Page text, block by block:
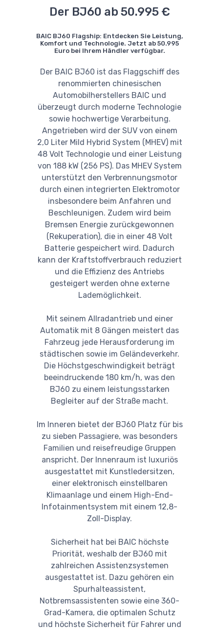
Der BJ60 ab 50.995 €
BAIC BJ60 Flagship: Entdecken Sie Leistung,
Komfort und Technologie. Jetzt ab 50.995
Euro bei Ihrem Händler verfügbar.
Der BAIC BJ60 ist das Flaggschiff des
renommierten chinesischen
Automobilherstellers BAIC und
überzeugt durch moderne Technologie
sowie hochwertige Verarbeitung.
Angetrieben wird der SUV von einem
2,0 Liter Mild Hybrid System (MHEV) mit
48 Volt Technologie und einer Leistung
von 188 kW (256 PS). Das MHEV System
unterstützt den Verbrennungsmotor
durch einen integrierten Elektromotor
insbesondere beim Anfahren und
Beschleunigen. Zudem wird beim
Bremsen Energie zurückgewonnen
(Rekuperation), die in einer 48 Volt
Batterie gespeichert wird. Dadurch
kann der Kraftstoffverbrauch reduziert
und die Effizienz des Antriebs
gesteigert werden ohne externe
Lademöglichkeit.
Mit seinem Allradantrieb und einer
Automatik mit 8 Gängen meistert das
Fahrzeug jede Herausforderung im
städtischen sowie im Geländeverkehr.
Die Höchstgeschwindigkeit beträgt
beeindruckende 180 km/h, was den
BJ60 zu einem leistungsstarken
Begleiter auf der Straße macht.
Im Inneren bietet der BJ60 Platz für bis
zu sieben Passagiere, was besonders
Familien und reisefreudige Gruppen
anspricht. Der Innenraum ist luxuriös
ausgestattet mit Kunstledersitzen,
einer elektronisch einstellbaren
Klimaanlage und einem High-End-
Infotainmentsystem mit einem 12,8-
Zoll-Display.
Sicherheit hat bei BAIC höchste
Priorität, weshalb der BJ60 mit
zahlreichen Assistenzsystemen
ausgestattet ist. Dazu gehören ein
Spurhalteassistent,
Notbremsassistenten sowie eine 360-
Grad-Kamera, die optimalen Schutz
und höchste Sicherheit für Fahrer und